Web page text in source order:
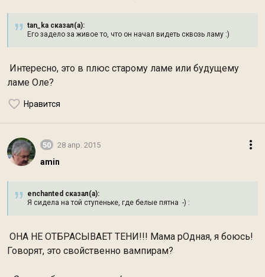
tan_ka сказал(а):
Его задело за живое то, что он начал видеть сквозь ламу :)
Интересно, это в плюс старому ламе или будущему
ламе Оле?
Нравится
50 28 апр. 2015
amin
enchanted сказал(а):
Я сидела на той ступеньке, где белые пятна -) :
ОНА НЕ ОТБРАСЫВАЕТ ТЕНИ!!! Мама рОдная, я боюсь!
Говорят, это свойственно вампирам?